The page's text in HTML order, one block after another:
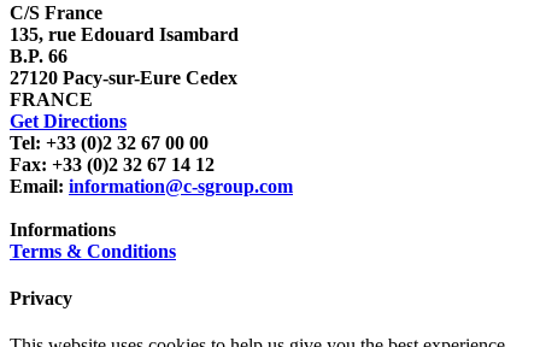
C/S France
135, rue Edouard Isambard
B.P. 66
27120 Pacy-sur-Eure Cedex
FRANCE
Get Directions
Tel: +33 (0)2 32 67 00 00
Fax: +33 (0)2 32 67 14 12
Email: information@c-sgroup.com
Informations
Terms & Conditions
Privacy